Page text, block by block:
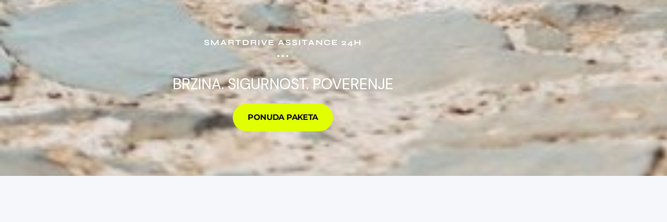
SMARTDRIVE ASSITANCE 24H
BRZINA. SIGURNOST. POVERENJE
PONUDA PAKETA